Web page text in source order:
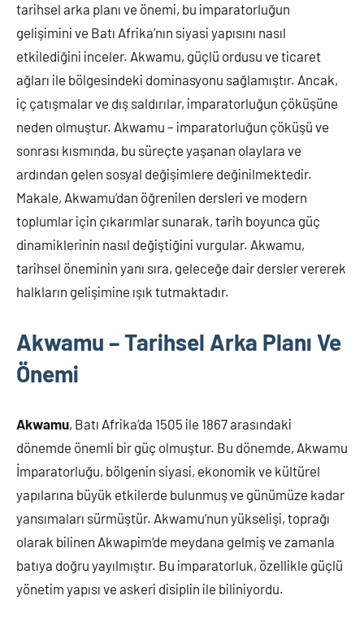
tarihsel arka planı ve önemi, bu imparatorluğun
gelişimini ve Batı Afrika’nın siyasi yapısını nasıl
etkilediğini inceler. Akwamu, güçlü ordusu ve ticaret
ağları ile bölgesindeki dominasyonu sağlamıştır. Ancak,
iç çatışmalar ve dış saldırılar, imparatorluğun çöküşüne
neden olmuştur. Akwamu – imparatorluğun çöküşü ve
sonrası kısmında, bu süreçte yaşanan olaylara ve
ardından gelen sosyal değişimlere değinilmektedir.
Makale, Akwamu’dan öğrenilen dersleri ve modern
toplumlar için çıkarımlar sunarak, tarih boyunca güç
dinamiklerinin nasıl değiştiğini vurgular. Akwamu,
tarihsel öneminin yanı sıra, geleceğe dair dersler vererek
halkların gelişimine ışık tutmaktadır.
Akwamu – Tarihsel Arka Planı Ve
Önemi
Akwamu, Batı Afrika’da 1505 ile 1867 arasındaki
dönemde önemli bir güç olmuştur. Bu dönemde, Akwamu
İmparatorluğu, bölgenin siyasi, ekonomik ve kültürel
yapılarına büyük etkilerde bulunmuş ve günümüze kadar
yansımaları sürmüştür. Akwamu’nun yükselişi, toprağı
olarak bilinen Akwapim’de meydana gelmiş ve zamanla
batıya doğru yayılmıştır. Bu imparatorluk, özellikle güçlü
yönetim yapısı ve askeri disiplin ile biliniyordu.